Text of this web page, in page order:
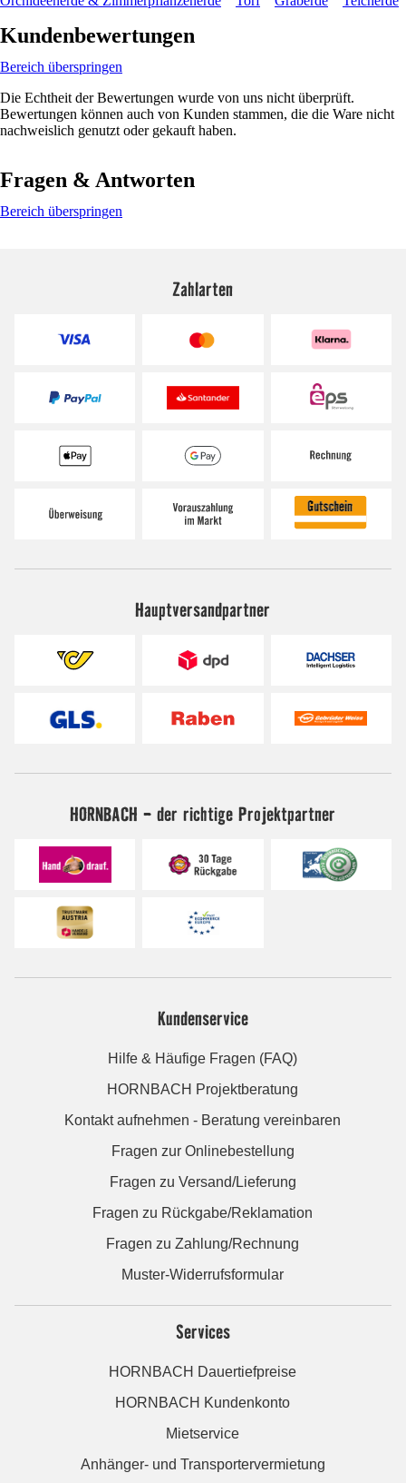
Kundenbewertungen
Bereich überspringen
Die Echtheit der Bewertungen wurde von uns nicht überprüft.
Bewertungen können auch von Kunden stammen, die die Ware nicht
nachweislich genutzt oder gekauft haben.
Fragen & Antworten
Bereich überspringen
Zahlarten
Hauptversandpartner
HORNBACH - der richtige Projektpartner
Kundenservice
Hilfe & Häufige Fragen (FAQ)
HORNBACH Projektberatung
Kontakt aufnehmen - Beratung vereinbaren
Fragen zur Onlinebestellung
Fragen zu Versand/Lieferung
Fragen zu Rückgabe/Reklamation
Fragen zu Zahlung/Rechnung
Muster-Widerrufsformular
Services
HORNBACH Dauertiefpreise
HORNBACH Kundenkonto
Mietservice
Anhänger- und Transportervermietung